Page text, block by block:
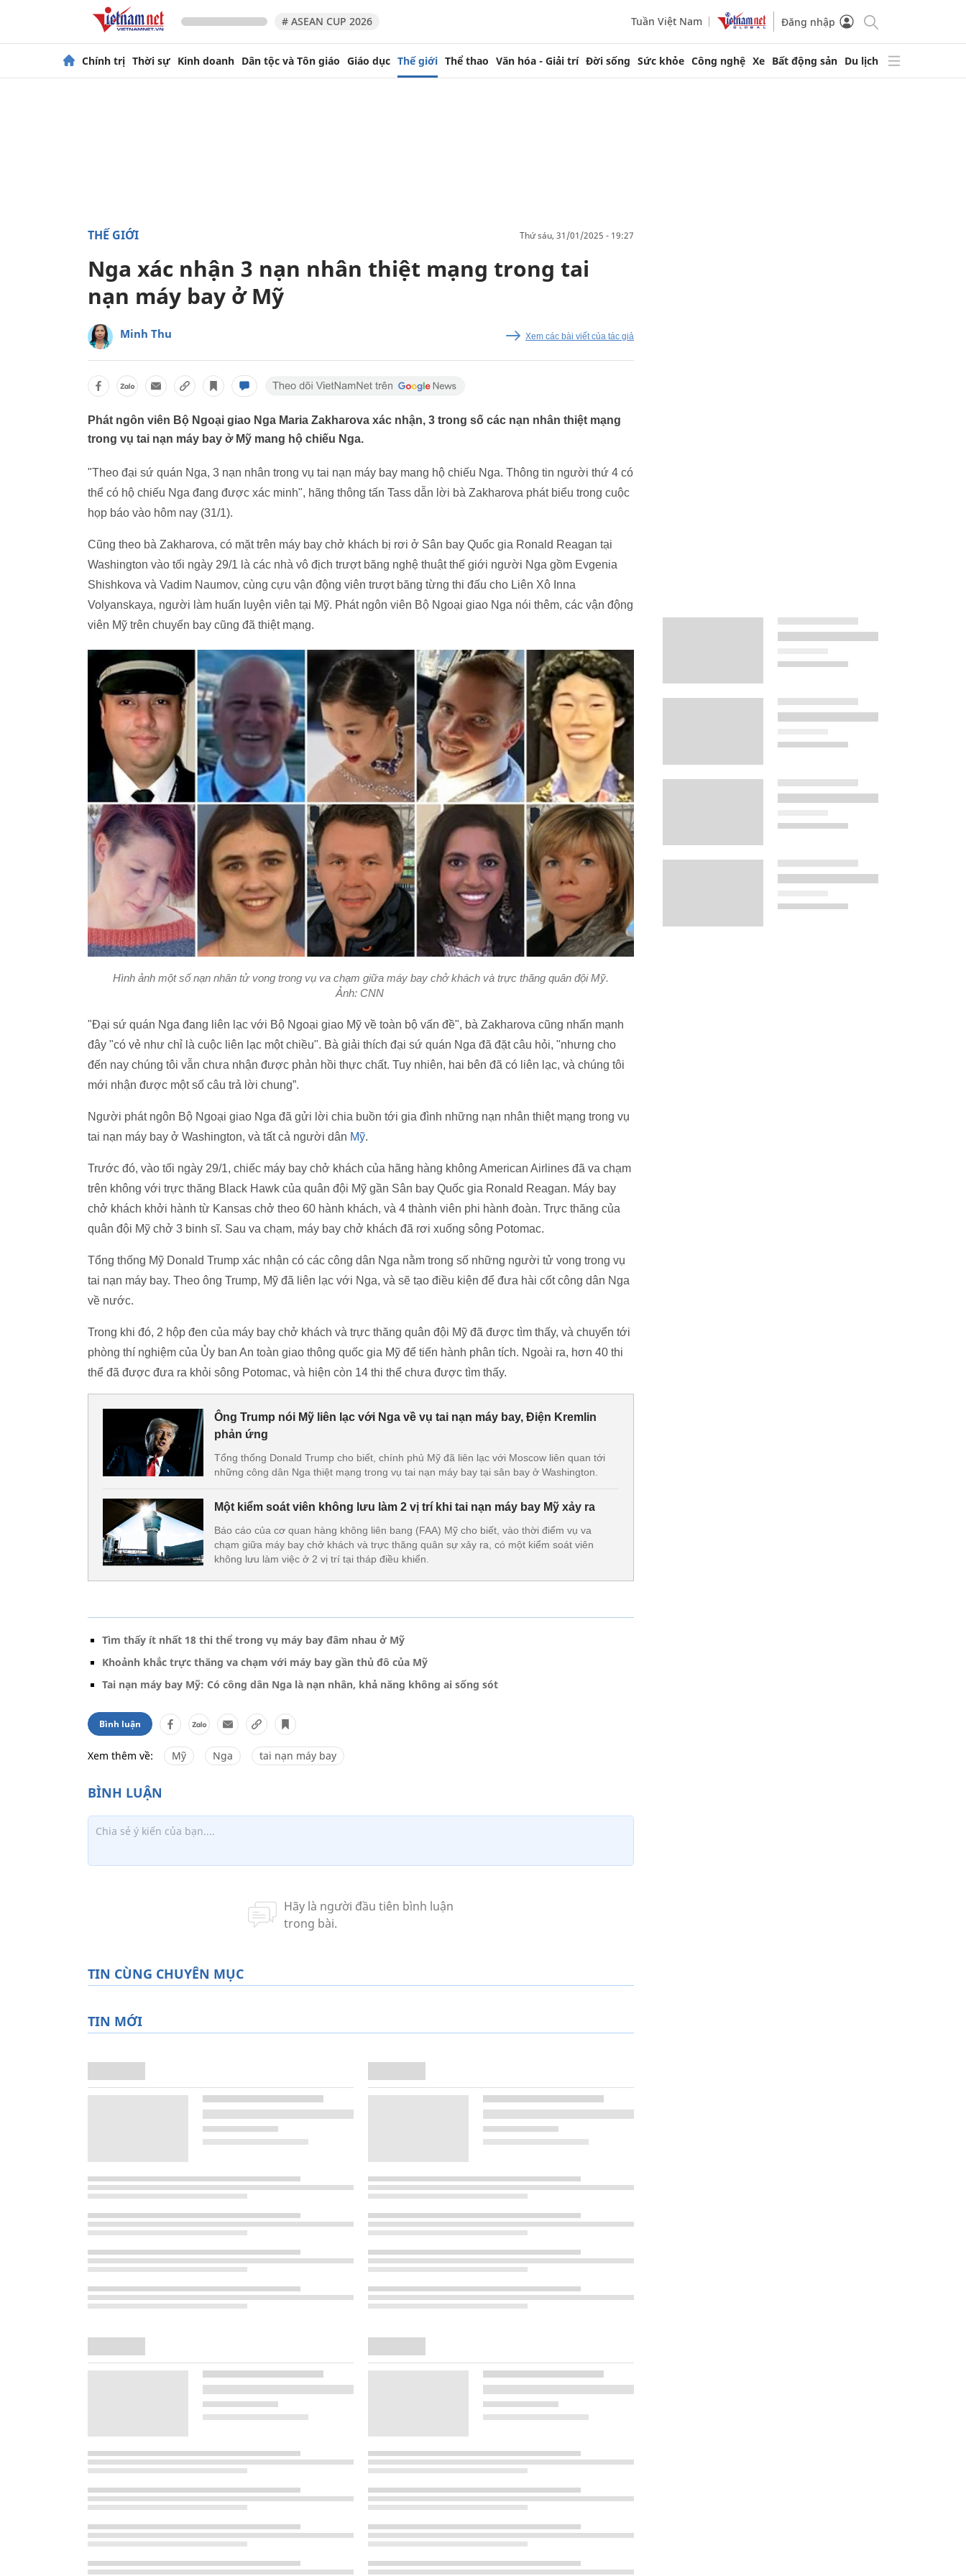
# ASEAN CUP 2026 Tuần Việt Nam Đăng nhập
Chính trị Thời sự Kinh doanh Dân tộc và Tôn giáo Giáo dục Thế giới Thể thao Văn hóa - Giải trí Đời sống Sức khỏe Công nghệ Xe Bất động sản Du lịch
THẾ GIỚI thứ sáu, 31/01/2025 - 19:27
Nga xác nhận 3 nạn nhân thiệt mạng trong tai
nạn máy bay ở Mỹ
Minh Thu Xem các bài viết của tác giả
Phát ngôn viên Bộ Ngoại giao Nga Maria Zakharova xác nhận, 3 trong số các nạn nhân thiệt mạng
trong vụ tai nạn máy bay ở Mỹ mang hộ chiếu Nga.
"Theo đại sứ quán Nga, 3 nạn nhân trong vụ tai nạn máy bay mang hộ chiếu Nga. Thông tin người thứ 4 có
thể có hộ chiếu Nga đang được xác minh", hãng thông tấn Tass dẫn lời bà Zakharova phát biểu trong cuộc
họp báo vào hôm nay (31/1).
Cũng theo bà Zakharova, có mặt trên máy bay chở khách bị rơi ở Sân bay Quốc gia Ronald Reagan tại
Washington vào tối ngày 29/1 là các nhà vô địch trượt băng nghệ thuật thế giới người Nga gồm Evgenia
Shishkova và Vadim Naumov, cùng cựu vận động viên trượt băng từng thi đấu cho Liên Xô Inna
Volyanskaya, người làm huấn luyện viên tại Mỹ. Phát ngôn viên Bộ Ngoại giao Nga nói thêm, các vận động
viên Mỹ trên chuyến bay cũng đã thiệt mạng.
Hình ảnh một số nạn nhân tử vong trong vụ va chạm giữa máy bay chở khách và trực thăng quân đội Mỹ.
Ảnh: CNN
"Đại sứ quán Nga đang liên lạc với Bộ Ngoại giao Mỹ về toàn bộ vấn đề", bà Zakharova cũng nhấn mạnh
đây "có vẻ như chỉ là cuộc liên lạc một chiều". Bà giải thích đại sứ quán Nga đã đặt câu hỏi, "nhưng cho
đến nay chúng tôi vẫn chưa nhận được phản hồi thực chất. Tuy nhiên, hai bên đã có liên lạc, và chúng tôi
mới nhận được một số câu trả lời chung”.
Người phát ngôn Bộ Ngoại giao Nga đã gửi lời chia buồn tới gia đình những nạn nhân thiệt mạng trong vụ
tai nạn máy bay ở Washington, và tất cả người dân Mỹ.
Trước đó, vào tối ngày 29/1, chiếc máy bay chở khách của hãng hàng không American Airlines đã va chạm
trên không với trực thăng Black Hawk của quân đội Mỹ gần Sân bay Quốc gia Ronald Reagan. Máy bay
chở khách khởi hành từ Kansas chở theo 60 hành khách, và 4 thành viên phi hành đoàn. Trực thăng của
quân đội Mỹ chở 3 binh sĩ. Sau va chạm, máy bay chở khách đã rơi xuống sông Potomac.
Tổng thống Mỹ Donald Trump xác nhận có các công dân Nga nằm trong số những người tử vong trong vụ
tai nạn máy bay. Theo ông Trump, Mỹ đã liên lạc với Nga, và sẽ tạo điều kiện để đưa hài cốt công dân Nga
về nước.
Trong khi đó, 2 hộp đen của máy bay chở khách và trực thăng quân đội Mỹ đã được tìm thấy, và chuyển tới
phòng thí nghiệm của Ủy ban An toàn giao thông quốc gia Mỹ để tiến hành phân tích. Ngoài ra, hơn 40 thi
thể đã được đưa ra khỏi sông Potomac, và hiện còn 14 thi thể chưa được tìm thấy.
Ông Trump nói Mỹ liên lạc với Nga về vụ tai nạn máy bay, Điện Kremlin
phản ứng
Tổng thống Donald Trump cho biết, chính phủ Mỹ đã liên lạc với Moscow liên quan tới
những công dân Nga thiệt mạng trong vụ tai nạn máy bay tại sân bay ở Washington.
Một kiểm soát viên không lưu làm 2 vị trí khi tai nạn máy bay Mỹ xảy ra
Báo cáo của cơ quan hàng không liên bang (FAA) Mỹ cho biết, vào thời điểm vụ va
chạm giữa máy bay chở khách và trực thăng quân sự xảy ra, có một kiểm soát viên
không lưu làm việc ở 2 vị trí tại tháp điều khiển.
Tìm thấy ít nhất 18 thi thể trong vụ máy bay đâm nhau ở Mỹ
Khoảnh khắc trực thăng va chạm với máy bay gần thủ đô của Mỹ
Tai nạn máy bay Mỹ: Có công dân Nga là nạn nhân, khả năng không ai sống sót
Bình luận
Xem thêm về: Mỹ Nga tai nạn máy bay
TIN CÙNG CHUYÊN MỤC
TIN MỚI